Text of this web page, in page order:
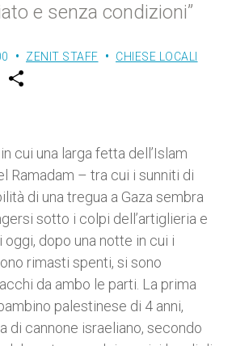
e senza condizioni”
ZENIT STAFF CHIESE LOCALI
w
r cui una larga fetta dell’Islam
Ramadam – tra cui i sunniti di
di una tregua a Gaza sembra
sotto i colpi dell’artiglieria e
oggi, dopo una notte in cui i
rimasti spenti, si sono
da ambo le parti. La prima
palestinese di 4 anni,
di cannone israeliano, secondo